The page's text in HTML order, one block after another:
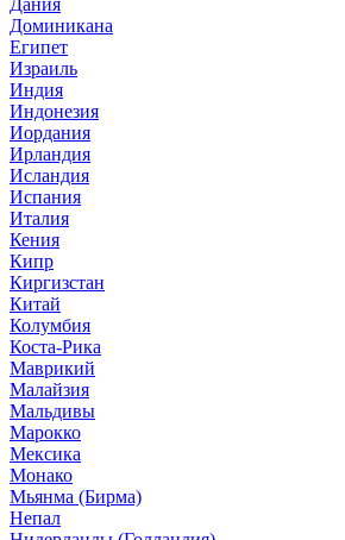
Дания
Доминикана
Египет
Израиль
Индия
Индонезия
Иордания
Ирландия
Исландия
Испания
Италия
Кения
Кипр
Киргизстан
Китай
Колумбия
Коста-Рика
Маврикий
Малайзия
Мальдивы
Марокко
Мексика
Монако
Мьянма (Бирма)
Непал